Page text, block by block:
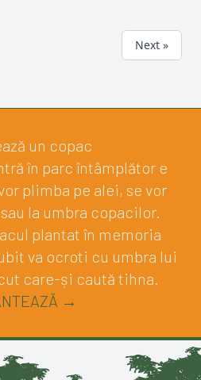
Next »
un copac
în parc întâmplător e
plimba pe alei, se vor
la umbra copacilor.
plantat în memoria
va ocroti cu umbra lui
care-și caută tihna.
→